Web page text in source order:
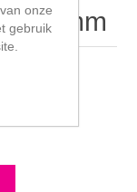
17 mm
beoordeling
onze
gebruik